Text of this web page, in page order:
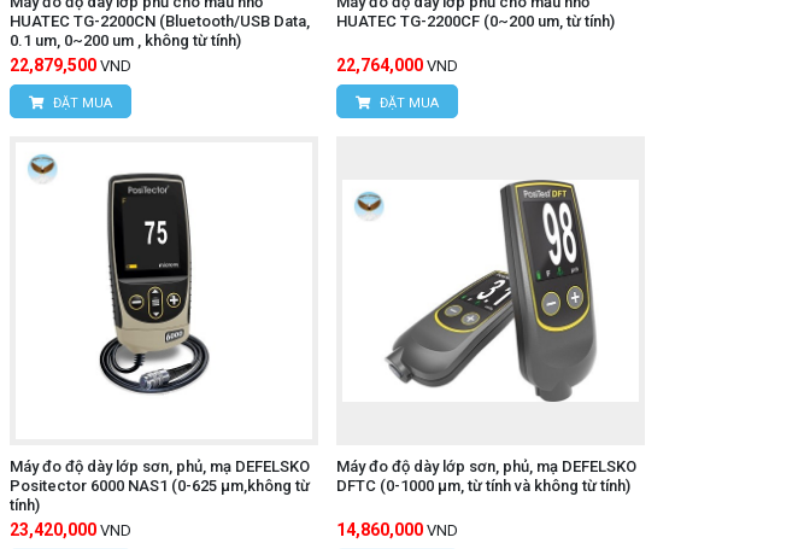
HUATEC TG-2200CN (Bluetooth/USB Data,
0.1 um, 0~200 um , không từ tính)
22,879,500 VND
ĐẶT MUA
HUATEC TG-2200CF (0~200 um, từ tính)
22,764,000 VND
ĐẶT MUA
Máy đo độ dày lớp sơn, phủ, mạ DEFELSKO
Positector 6000 NAS1 (0-625 µm,không từ
tính)
23,420,000 VND
Máy đo độ dày lớp sơn, phủ, mạ DEFELSKO
DFTC (0-1000 µm, từ tính và không từ tính)
14,860,000 VND